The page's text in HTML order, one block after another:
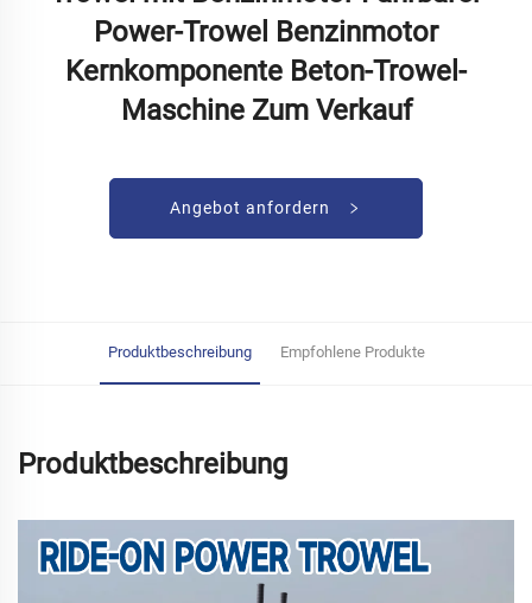
Power-Trowel Benzinmotor
Kernkomponente Beton-Trowel-
Maschine Zum Verkauf
Angebot anfordern
Produktbeschreibung Empfohlene Produkte
Produktbeschreibung